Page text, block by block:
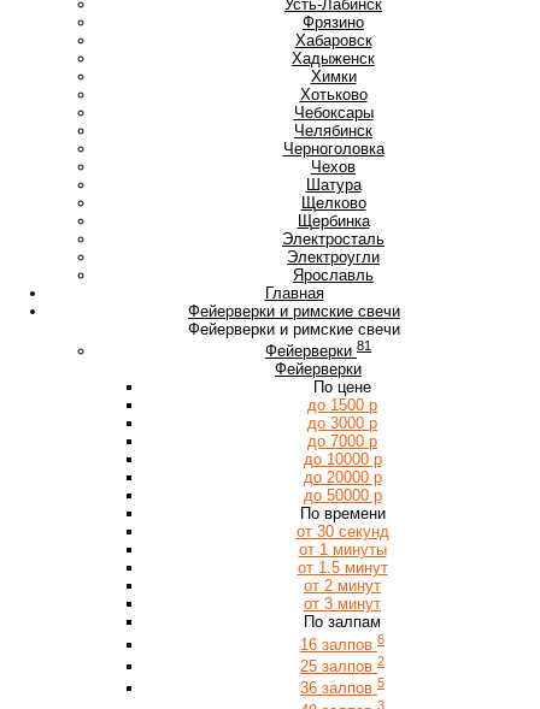
Усть-Лабинск
Фрязино
Хабаровск
Хадыженск
Химки
Хотьково
Чебоксары
Челябинск
Черноголовка
Чехов
Шатура
Щелково
Щербинка
Электросталь
Электроугли
Ярославль
Главная
Фейерверки и римские свечи
Фейерверки и римские свечи
Фейерверки 81
Фейерверки
По цене
до 1500 р
до 3000 р
до 7000 р
до 10000 р
до 20000 р
до 50000 р
По времени
от 30 секунд
от 1 минуты
от 1.5 минут
от 2 минут
от 3 минут
По залпам
16 залпов 6
25 залпов 2
36 залпов 5
3